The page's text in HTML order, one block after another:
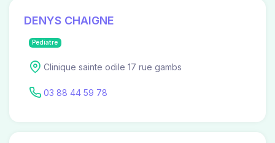
DENYS CHAIGNE
Pédiatre
Clinique sainte odile 17 rue gambs
03 88 44 59 78